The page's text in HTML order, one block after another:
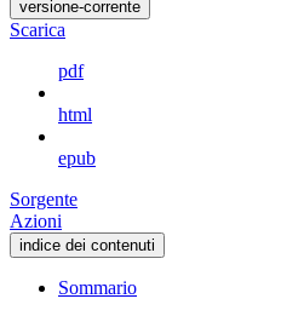
versione-corrente
Scarica
pdf
html
epub
Sorgente
Azioni
indice dei contenuti
Sommario